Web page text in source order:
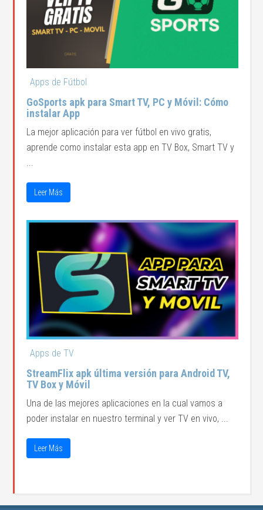
Apps de Fútbol
GoSports apk para Smart TV, PC y Móvil: Cómo
instalar App
La mejor aplicación para ver fútbol en vivo gratis,
aprende como instalar esta app en TV Box, Smart TV y
...
Leer Más
Apps de TV
StreamFlix apk última versión para Android TV,
TV Box y Móvil
Una de las mejores aplicaciones en la cual vamos a
poder instalar en nuestro terminal y ver TV en vivo, ...
Leer Más